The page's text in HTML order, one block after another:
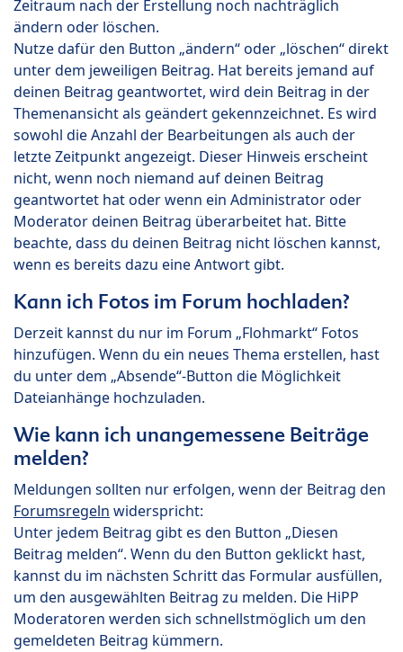
Zeitraum nach der Erstellung noch nachträglich
ändern oder löschen.
Nutze dafür den Button „ändern“ oder „löschen“ direkt
unter dem jeweiligen Beitrag. Hat bereits jemand auf
deinen Beitrag geantwortet, wird dein Beitrag in der
Themenansicht als geändert gekennzeichnet. Es wird
sowohl die Anzahl der Bearbeitungen als auch der
letzte Zeitpunkt angezeigt. Dieser Hinweis erscheint
nicht, wenn noch niemand auf deinen Beitrag
geantwortet hat oder wenn ein Administrator oder
Moderator deinen Beitrag überarbeitet hat. Bitte
beachte, dass du deinen Beitrag nicht löschen kannst,
wenn es bereits dazu eine Antwort gibt.
Kann ich Fotos im Forum hochladen?
Derzeit kannst du nur im Forum „Flohmarkt“ Fotos
hinzufügen. Wenn du ein neues Thema erstellen, hast
du unter dem „Absende“-Button die Möglichkeit
Dateianhänge hochzuladen.
Wie kann ich unangemessene Beiträge
melden?
Meldungen sollten nur erfolgen, wenn der Beitrag den
Forumsregeln widerspricht:
Unter jedem Beitrag gibt es den Button „Diesen
Beitrag melden“. Wenn du den Button geklickt hast,
kannst du im nächsten Schritt das Formular ausfüllen,
um den ausgewählten Beitrag zu melden. Die HiPP
Moderatoren werden sich schnellstmöglich um den
gemeldeten Beitrag kümmern.